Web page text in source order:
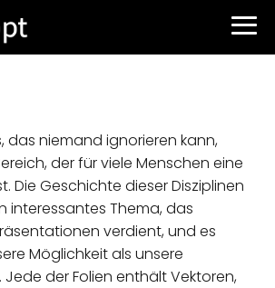
das niemand ignorieren kann,
der für viele Menschen eine
Die Geschichte dieser Disziplinen
interessantes Thema, das
verdient, und es
Möglichkeit als unsere
der Folien enthält Vektoren,